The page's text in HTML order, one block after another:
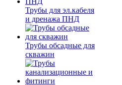
Трубы для эл.кабеля
и дренажа ПНД
Трубы обсадные для
скважин